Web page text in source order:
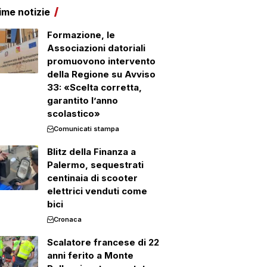
notizie
Formazione, le
Associazioni datoriali
promuovono intervento
della Regione su Avviso
33: «Scelta corretta,
garantito l’anno
scolastico»
Comunicati stampa
Blitz della Finanza a
Palermo, sequestrati
centinaia di scooter
elettrici venduti come
bici
Cronaca
Scalatore francese di 22
anni ferito a Monte